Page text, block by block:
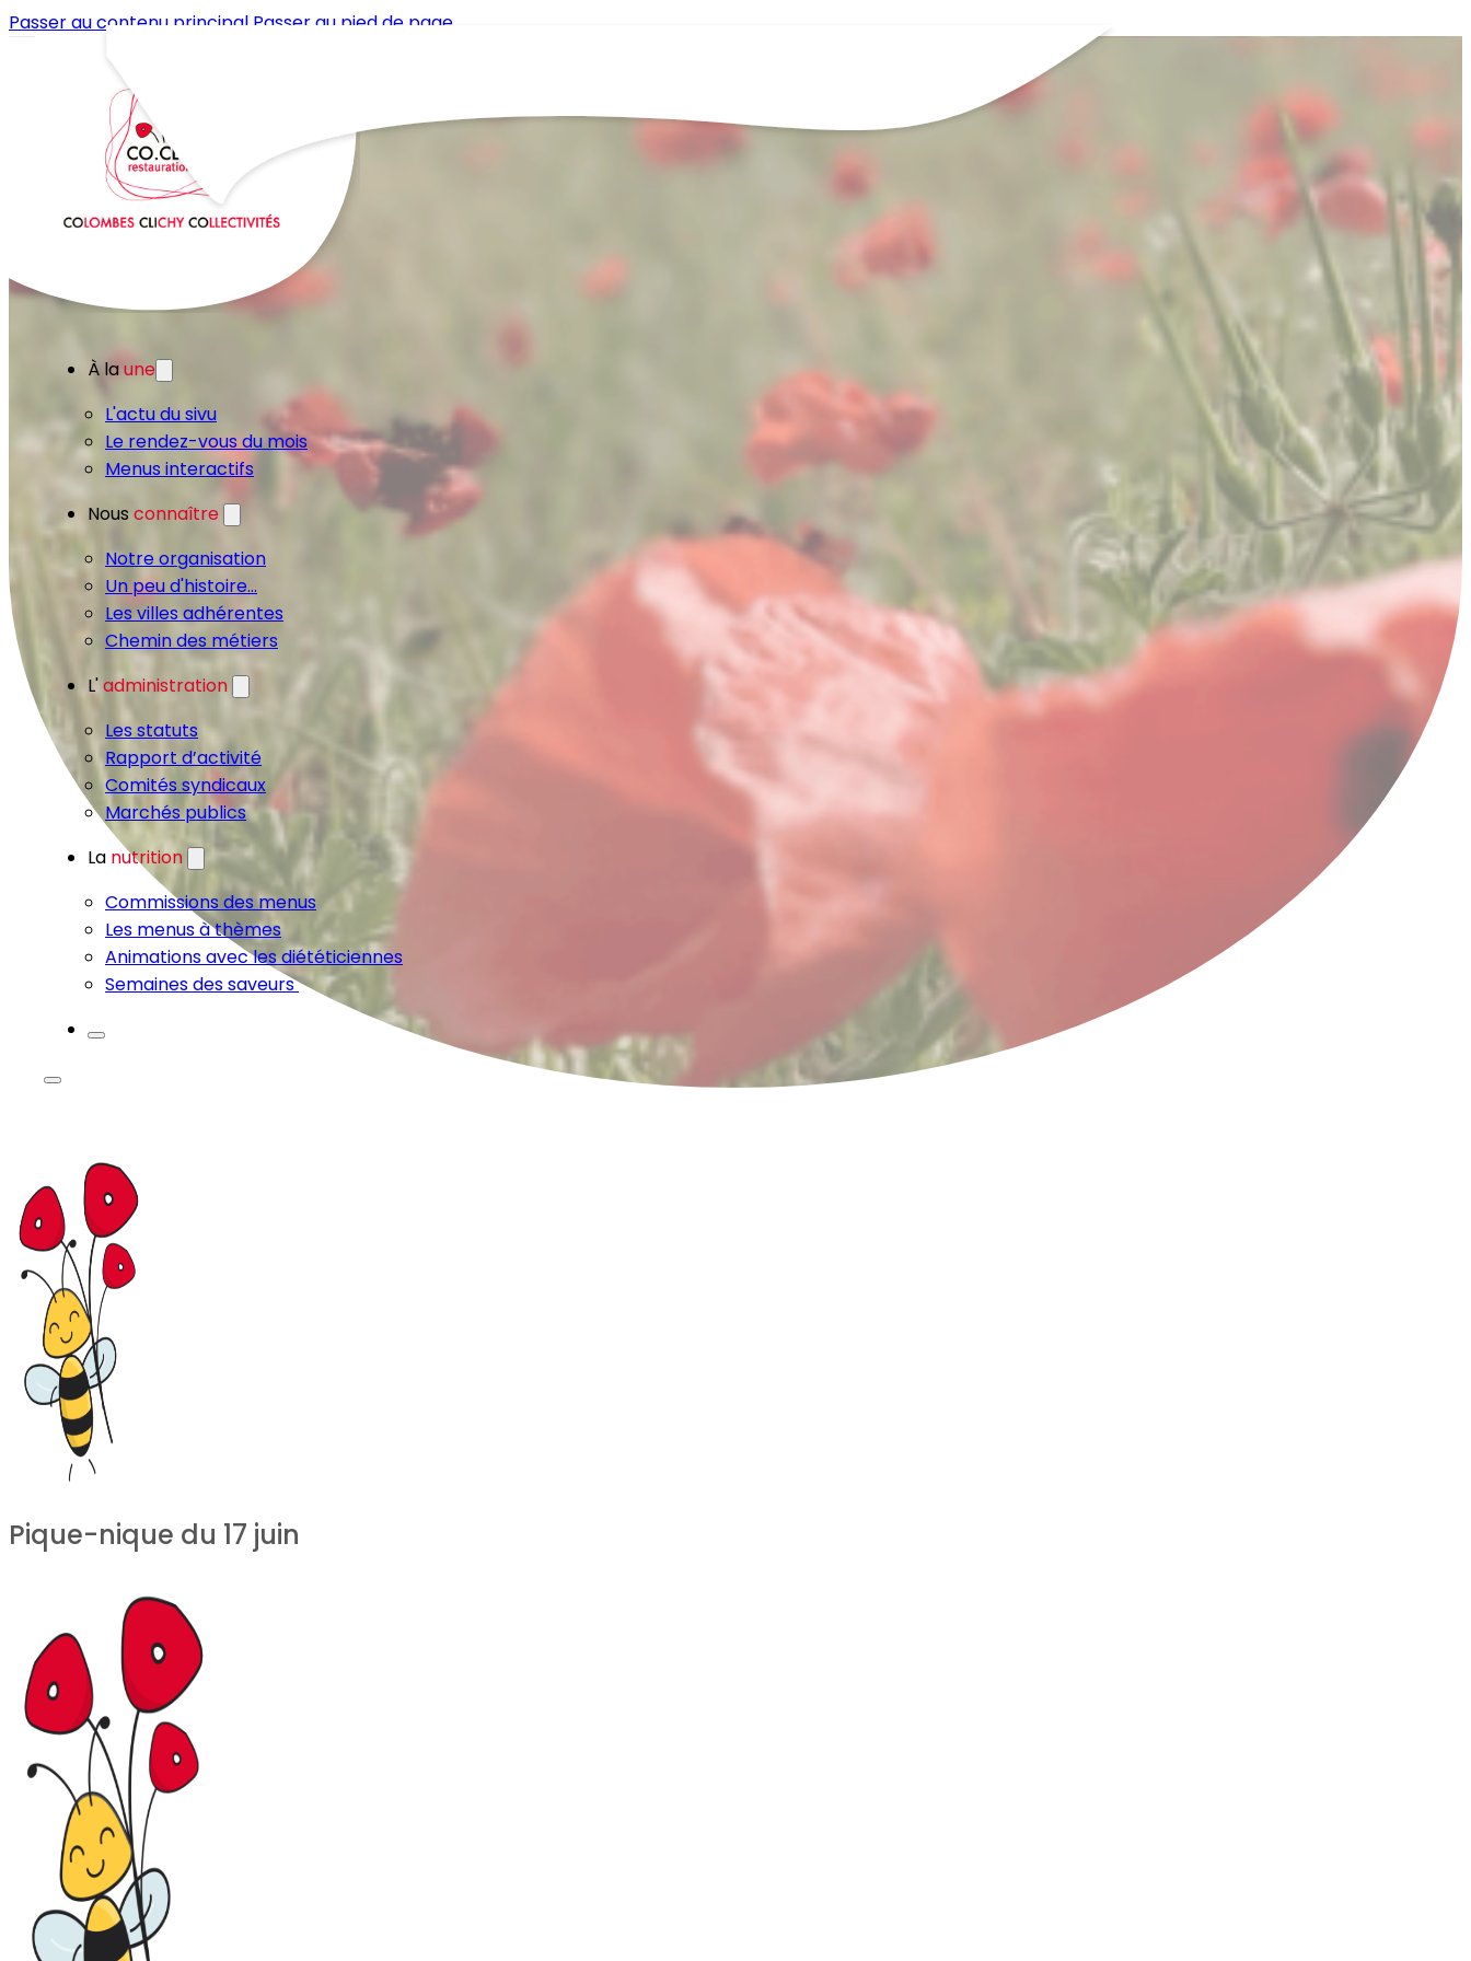
Passer au contenu principal Passer au pied de page
À laune
L'actu du sivu
Le rendez-vous du mois
Menus interactifs
Nous connaître
Notre organisation
Un peu d'histoire...
Les villes adhérentes
Chemin des métiers
L'administration
Les statuts
Rapport d’activité
Comités syndicaux
Marchés publics
La nutrition
Commissions des menus
Les menus à thèmes
Animations avec les diététiciennes
Semaines des saveurs
Pique-nique du 17 juin